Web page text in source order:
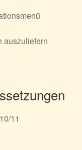
auszuliefern
11